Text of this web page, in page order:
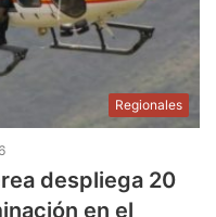
Regionales
despliega 20
en el